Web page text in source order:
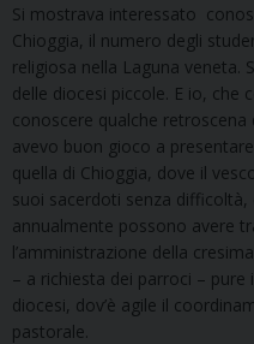
Si mostrava interessato
Chioggia, il numero degli
religiosa nella Laguna veneta.
delle diocesi piccole. E io, che
conoscere qualche retroscena
avevo buon gioco a
quella di Chioggia, dove il
suoi sacerdoti senza difficoltà,
annualmente possono avere
l’amministrazione della
– a richiesta dei parroci –
diocesi, dov’è agile il
pastorale.